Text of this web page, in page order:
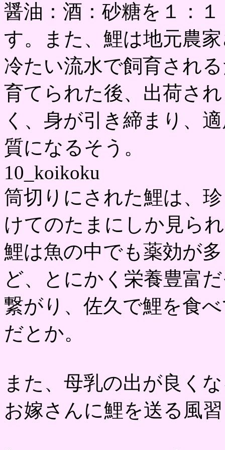
醤油：酒：砂糖を１：
す。また、鯉は地元農
冷たい流水で飼育され
育てられた後、出荷さ
く、身が引き締まり、
質になるそう。
10_koikoku
筒切りにされた鯉は、
けてのたまにしか見ら
鯉は魚の中でも薬効が
ど、とにかく栄養豊富
繋がり、佐久で鯉を食
だとか。
また、母乳の出が良く
お嫁さんに鯉を送る風